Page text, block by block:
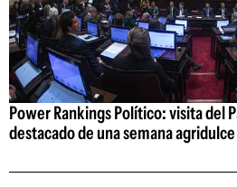
Power Rankings Político: visita del
destacado de una semana